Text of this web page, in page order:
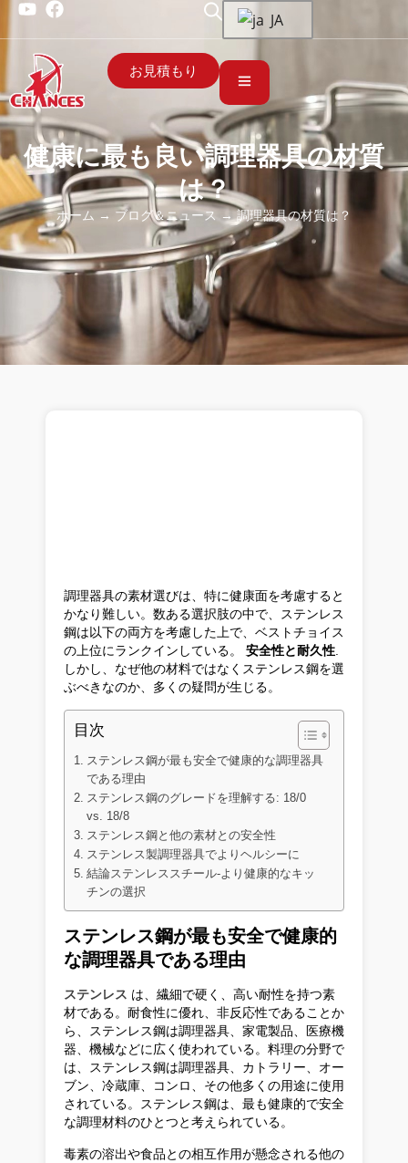
JA
お見積もり
健康に最も良い調理器具の材質
は？
ホーム → ブログ＆ニュース → 調理器具の材質は？
調理器具の素材選びは、特に健康面を考慮すると
かなり難しい。数ある選択肢の中で、ステンレス
鋼は以下の両方を考慮した上で、ベストチョイス
の上位にランクインしている。 安全性と耐久性.
しかし、なぜ他の材料ではなくステンレス鋼を選
ぶべきなのか、多くの疑問が生じる。
目次
ステンレス鋼が最も安全で健康的な調理器具
である理由
ステンレス鋼のグレードを理解する: 18/0
vs. 18/8
ステンレス鋼と他の素材との安全性
ステンレス製調理器具でよりヘルシーに
結論ステンレススチール-より健康的なキッ
チンの選択
ステンレス鋼が最も安全で健康的
な調理器具である理由
ステンレス は、繊細で硬く、高い耐性を持つ素
材である。耐食性に優れ、非反応性であることか
ら、ステンレス鋼は調理器具、家電製品、医療機
器、機械などに広く使われている。料理の分野で
は、ステンレス鋼は調理器具、カトラリー、オー
ブン、冷蔵庫、コンロ、その他多くの用途に使用
されている。ステンレス鋼は、最も健康的で安全
な調理材料のひとつと考えられている。
毒素の溶出や食品との相互作用が懸念される他の